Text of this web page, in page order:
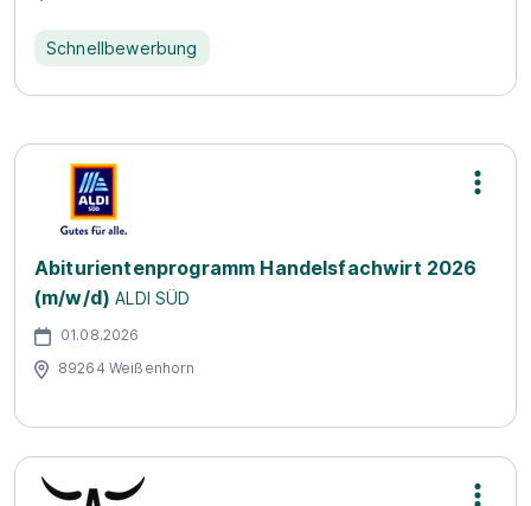
Schnellbewerbung
Abiturientenprogramm Handelsfachwirt 2026
(m/w/d) ALDI SÜD
01.08.2026
89264 Weißenhorn